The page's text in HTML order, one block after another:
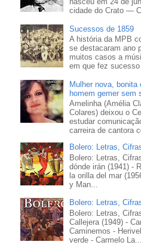
cidade do Crato —
Sucessos de 1859
A história da MPB
se destacaram ano
muitos casos a
em que fez
Mulher nova, bonita
homem gemer sem
Amelinha (Amélia
Colares) deixou o
estudar
carreira de cantora
Bolero: Letras,
Bolero: Letras,
dónde irán (1941) -
la orilla del mar
y Man...
Bolero: Letras,
Bolero: Letras,
Callejera (1949) -
Caminemos -
verde - Carmelo La...